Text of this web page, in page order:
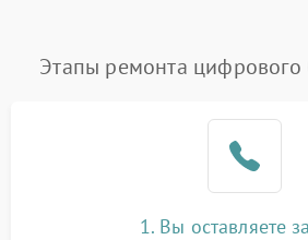
Этапы ремонта цифрового
1. Вы оставляете